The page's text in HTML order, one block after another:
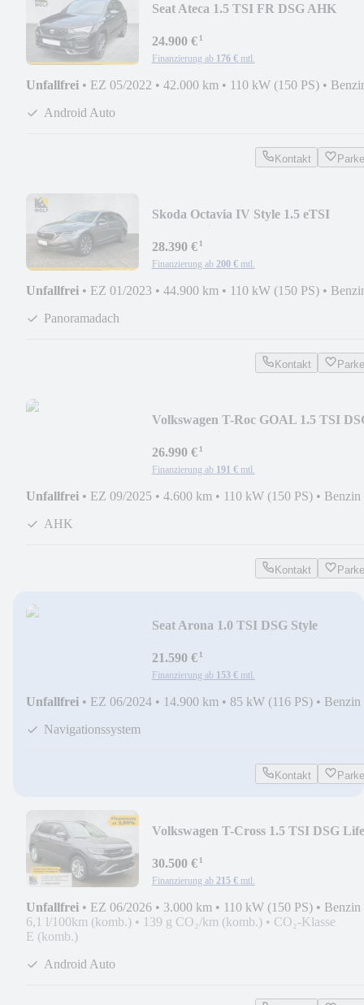
Seat Ateca 1.5 TSI FR DSG AHK
24.900 €¹
Finanzierung ab 176 € mtl.
Unfallfrei • EZ 05/2022 • 42.000 km • 110 kW (150 PS) •
Android Auto
Kontakt
Skoda Octavia IV Style 1.5 eTSI
28.390 €¹
Finanzierung ab 200 € mtl.
Unfallfrei • EZ 01/2023 • 44.900 km • 110 kW (150 PS) •
Panoramadach
Kontakt
Volkswagen T-Roc GOAL 1.5 TSI
26.990 €¹
Finanzierung ab 191 € mtl.
Unfallfrei • EZ 09/2025 • 4.600 km • 110 kW (150 PS) • Benzin
AHK
Kontakt
Seat Arona 1.0 TSI DSG Style
21.590 €¹
Finanzierung ab 153 € mtl.
Unfallfrei • EZ 06/2024 • 14.900 km • 85 kW (116 PS) • Benzin
Navigationssystem
Kontakt
Volkswagen T-Cross 1.5 TSI DSG Life
30.500 €¹
Finanzierung ab 215 € mtl.
Unfallfrei • EZ 06/2026 • 3.000 km • 110 kW (150 PS) • Benzin
6,1 l/100km (komb.) • 139 g CO₂/km (komb.) • CO₂-Klasse
E (komb.)
Android Auto